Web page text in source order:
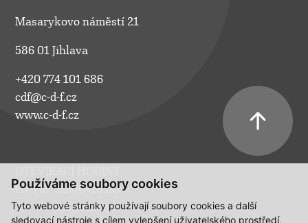
Používáme soubory cookies
Tyto webové stránky používají soubory cookies a další
sledovací nástroje s cílem vylepšení uživatelského prostředí,
Masarykovo náměstí 21
586 01 Jihlava
+420 774 101 686
cdf@c-d-f.cz
www.c-d-f.cz
Po–Pá:
10.00–18.00
So:
na požádání